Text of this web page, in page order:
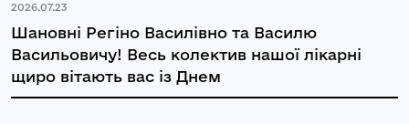
2026.07.23
Шановні Регіно Василівно та Василю
Васильовичу! Весь колектив нашої лікарні
щиро вітають вас із Днем